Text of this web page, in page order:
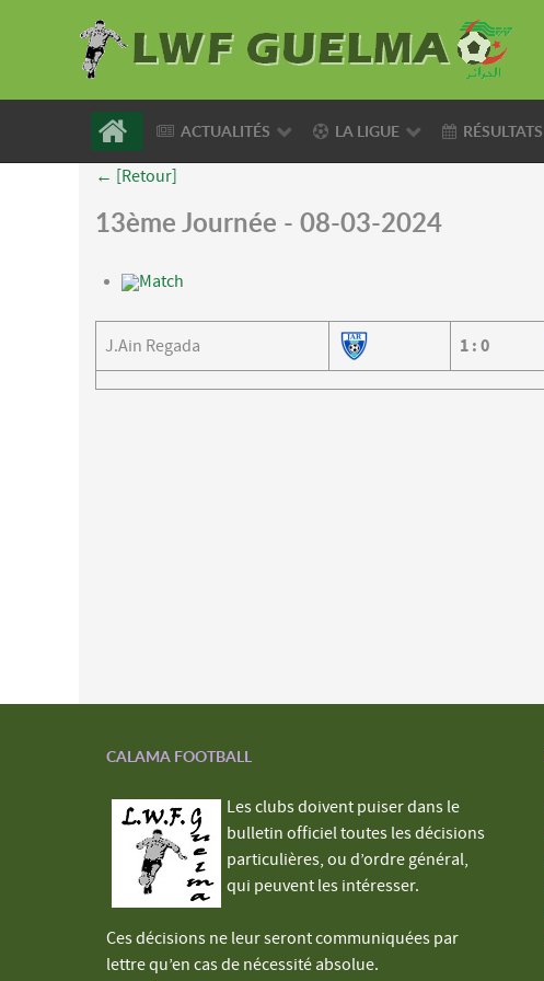
ACTUALITÉS LA LIGUE RÉSULTATS
← [Retour]
13ème Journée - 08-03-2024
Match
J.Ain Regada 1 : 0
CALAMA FOOTBALL
Les clubs doivent puiser dans le
bulletin officiel toutes les décisions
particulières, ou d’ordre général,
qui peuvent les intéresser.
Ces décisions ne leur seront communiquées par
lettre qu’en cas de nécessité absolue.